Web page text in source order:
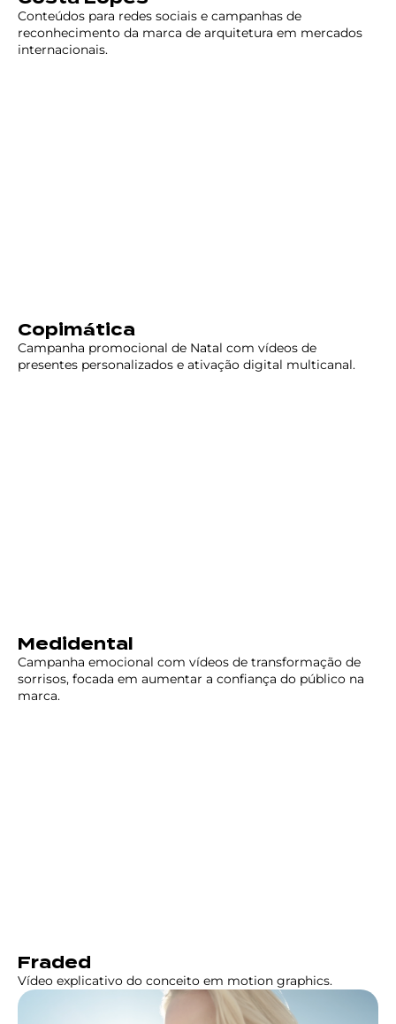
Conteúdos para redes sociais e campanhas de
reconhecimento da marca de arquitetura em mercados
internacionais.
Copimática
Campanha promocional de Natal com vídeos de
presentes personalizados e ativação digital multicanal.
Medidental
Campanha emocional com vídeos de transformação de
sorrisos, focada em aumentar a confiança do público na
marca.
Fraded
Vídeo explicativo do conceito em motion graphics.